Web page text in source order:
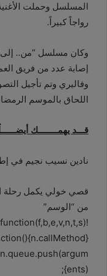
المسلسل وحملت
رواجاً كبيراً.
وكان مسلسل “من..
إصابة عدد من فريق
وفاليري وتم تأجيل
اللحاق بالموسم الرمضاني
قـــد يهمــــــــك
نادين نسيب نجيم في
قصي خولي يكمل رحلة
من “الوسم”
!function(f,b,e,v,n,t,s)
{if(f.fbq)return;n=f.fbq=function(){n.callMethod?
ents)};